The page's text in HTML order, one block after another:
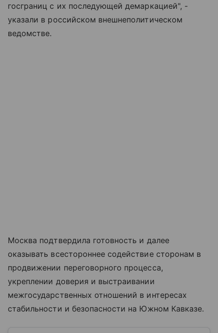
госграниц с их последующей демаркацией", -
указали в российском внешнеполитическом
ведомстве.
Москва подтвердила готовность и далее
оказывать всестороннее содействие сторонам в
продвижении переговорного процесса,
укреплении доверия и выстраивании
межгосударственных отношений в интересах
стабильности и безопасности на Южном Кавказе.